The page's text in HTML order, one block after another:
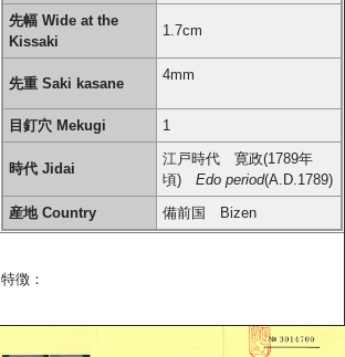
先幅 Wide at the
Kissaki
1.7cm
先重 Saki kasane
4mm
目釘穴 Mekugi 1
時代 Jidai
江戸時代 寛政(1789年
頃) Edo period(A.D.1789)
産地 Country
備前国 Bizen
特徴：